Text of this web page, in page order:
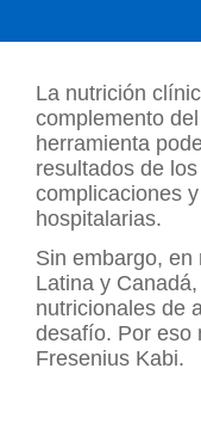
La nutrición
complemento
herramienta
resultados de
complicaciones
hospitalarias.
Sin embargo, en
Latina y
nutricionales de
desafío. Por eso
Fresenius Kabi.